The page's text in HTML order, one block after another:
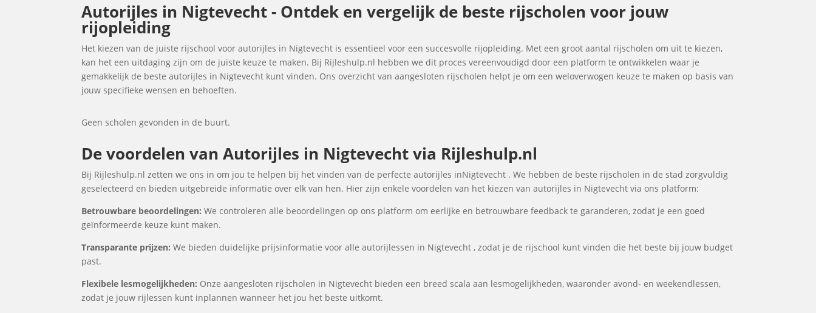
Autorijles in Nigtevecht - Ontdek en vergelijk de beste rijscholen voor jouw
rijopleiding
Het kiezen van de juiste rijschool voor autorijles in Nigtevecht is essentieel voor een succesvolle rijopleiding. Met een groot aantal rijscholen om uit te kiezen,
kan het een uitdaging zijn om de juiste keuze te maken. Bij Rijleshulp.nl hebben we dit proces vereenvoudigd door een platform te ontwikkelen waar je
gemakkelijk de beste autorijles in Nigtevecht kunt vinden. Ons overzicht van aangesloten rijscholen helpt je om een weloverwogen keuze te maken op basis van
jouw specifieke wensen en behoeften.
Geen scholen gevonden in de buurt.
De voordelen van Autorijles in Nigtevecht via Rijleshulp.nl
Bij Rijleshulp.nl zetten we ons in om jou te helpen bij het vinden van de perfecte autorijles inNigtevecht . We hebben de beste rijscholen in de stad zorgvuldig
geselecteerd en bieden uitgebreide informatie over elk van hen. Hier zijn enkele voordelen van het kiezen van autorijles in Nigtevecht via ons platform:
Betrouwbare beoordelingen: We controleren alle beoordelingen op ons platform om eerlijke en betrouwbare feedback te garanderen, zodat je een goed
geïnformeerde keuze kunt maken.
Transparante prijzen: We bieden duidelijke prijsinformatie voor alle autorijlessen in Nigtevecht , zodat je de rijschool kunt vinden die het beste bij jouw budget
past.
Flexibele lesmogelijkheden: Onze aangesloten rijscholen in Nigtevecht bieden een breed scala aan lesmogelijkheden, waaronder avond- en weekendlessen,
zodat je jouw rijlessen kunt inplannen wanneer het jou het beste uitkomt.